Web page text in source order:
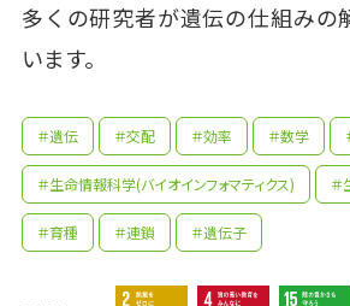
多くの研究者が遺伝の仕組みの
います。
＃遺伝 ＃交配 ＃効率 ＃数学
＃生命情報科学(バイオインフォマティクス) ＃
＃育種 ＃連鎖 ＃遺伝子